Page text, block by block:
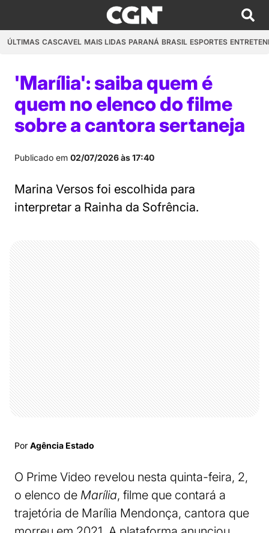
ÚLTIMAS CASCAVEL MAIS LIDAS PARANÁ BRASIL ESPORTES
'Marília': saiba quem é
quem no elenco do filme
sobre a cantora sertaneja
Publicado em 02/07/2026 às 17:40
Marina Versos foi escolhida para
interpretar a Rainha da Sofrência.
Por Agência Estado
O Prime Video revelou nesta quinta-feira, 2,
o elenco de Marília, filme que contará a
trajetória de Marília Mendonça, cantora que